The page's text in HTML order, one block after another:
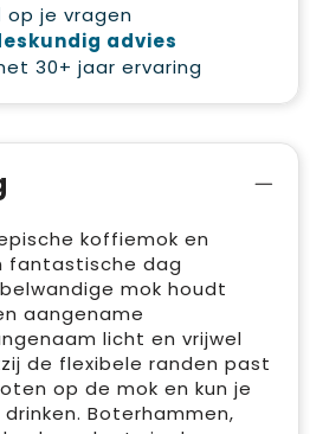
op je vragen
advies
30+ jaar ervaring
koffiemok en
fantastische dag
mok houdt
aangename
licht en vrijwel
de flexibele randen past
op de mok en kun je
Boterhammen,